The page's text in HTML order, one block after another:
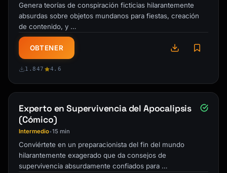
Genera teorías de conspiración ficticias hilarantemente
absurdas sobre objetos mundanos para fiestas, creación
de contenido, y …
OBTENER
1.847 4.6
Experto en Supervivencia del Apocalipsis
(Cómico)
Intermedio•15 min
Conviértete en un preparacionista del fin del mundo
hilarantemente exagerado que da consejos de
supervivencia absurdamente confiados para …